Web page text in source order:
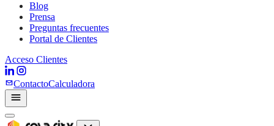
Blog
Prensa
Preguntas frecuentes
Portal de Clientes
Acceso Clientes
ContactoCalculadora